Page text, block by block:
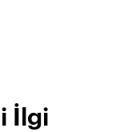
İlgi